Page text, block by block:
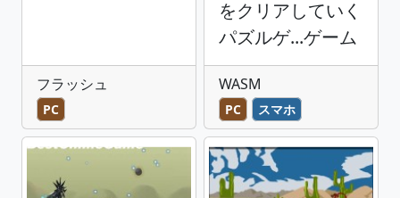
フラッシュ
PC
をクリアしていく
パズルゲ...ゲーム
WASM
PC スマホ